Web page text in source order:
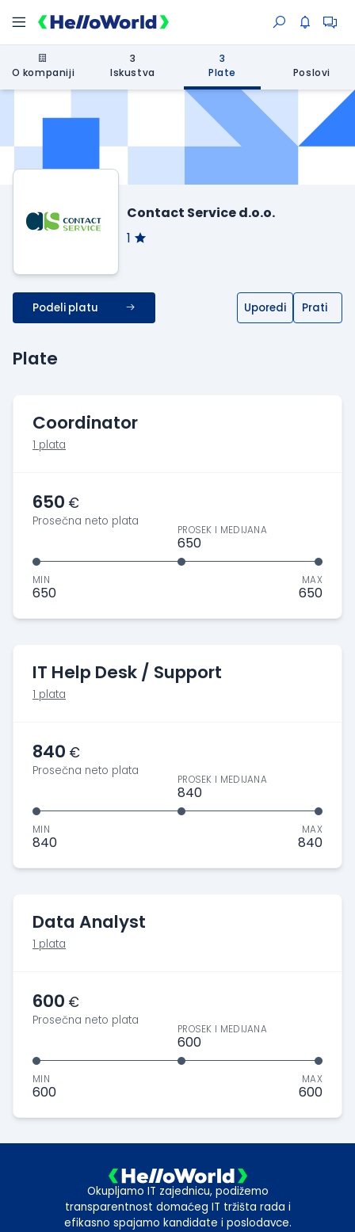
O kompaniji
3
Iskustva
3
Plate
Poslovi
Contact Service d.o.o.
1
Podeli platu Uporedi Prati
Plate
Coordinator
1 plata
650 €
Prosečna neto plata
MIN
650
PROSEK I MEDIJANA
650
MAX
650
IT Help Desk / Support
1 plata
840 €
Prosečna neto plata
MIN
840
PROSEK I MEDIJANA
840
MAX
840
Data Analyst
1 plata
600 €
Prosečna neto plata
MIN
600
PROSEK I MEDIJANA
600
MAX
600
Okupljamo IT zajednicu, podižemo
transparentnost domaćeg IT tržišta rada i
efikasno spajamo kandidate i poslodavce.